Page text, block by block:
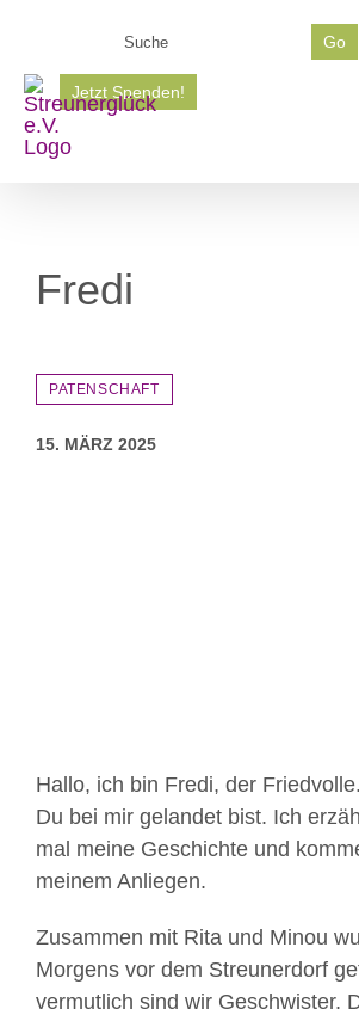
springen
Go
Jetzt Spenden!
Fredi
PATENSCHAFT
15. MÄRZ 2025
Hallo, ich bin Fredi, der
Du bei mir gelandet bist. Ich
mal meine Geschichte und
meinem Anliegen.
Zusammen mit Rita und Minou
Morgens vor dem Streunerdorf
vermutlich sind wir Geschwister.